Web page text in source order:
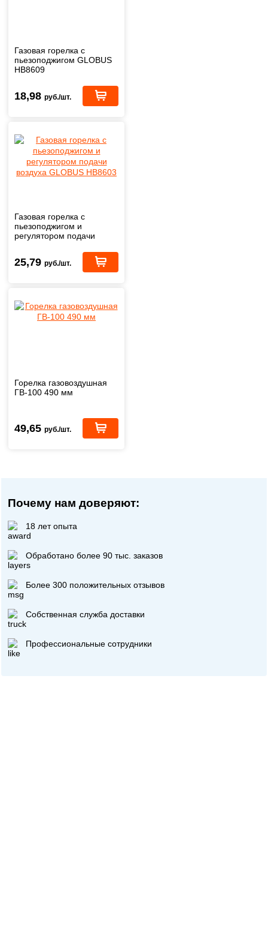
Газовая горелка с
пьезоподжигом GLOBUS
НВ8609
18,98 руб./шт.
Газовая горелка с
пьезоподжигом и
регулятором подачи
25,79 руб./шт.
Горелка газовоздушная
ГВ-100 490 мм
49,65 руб./шт.
Почему нам доверяют:
18 лет опыта
Обработано более 90 тыс. заказов
Более 300 положительных отзывов
Собственная служба доставки
Профессиональные сотрудники